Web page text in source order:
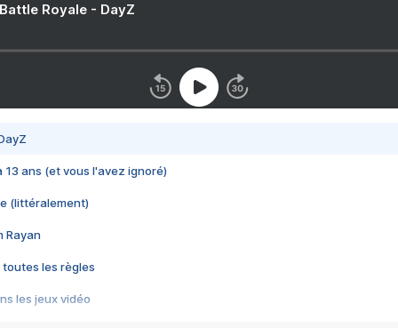
Royale - DayZ
13 ans (et vous l'avez ignoré)
(littéralement)
Rayan
toutes les règles
les jeux vidéo